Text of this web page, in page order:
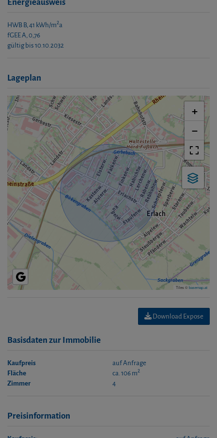
Energieausweis
HWB B, 41 kWh/m2a
fGEEA, 0,76
gültig bis 10.10.2032
Lageplan
+
−
Tiles ©basemap.at
Download Expose
Basisdaten zur Immobilie
Kaufpreis
auf Anfrage
Fläche
ca. 106 m2
Zimmer 4
Preisinformation